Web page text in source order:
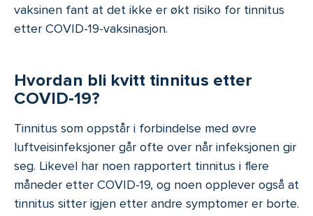
vaksinen fant at det ikke er økt risiko for tinnitus
etter COVID-19-vaksinasjon.
Hvordan bli kvitt tinnitus etter
COVID-19?
Tinnitus som oppstår i forbindelse med øvre
luftveisinfeksjoner går ofte over når infeksjonen gir
seg. Likevel har noen rapportert tinnitus i flere
måneder etter COVID-19, og noen opplever også at
tinnitus sitter igjen etter andre symptomer er borte.